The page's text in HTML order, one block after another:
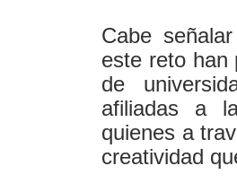
Cabe
este reto han
de
afiliadas a
quienes a
creatividad